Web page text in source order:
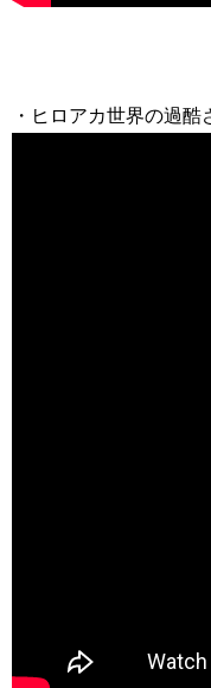
・ヒロアカ世界の過酷